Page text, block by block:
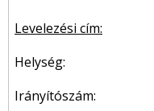
Levelezési cím:
Helység:
Irányítószám: